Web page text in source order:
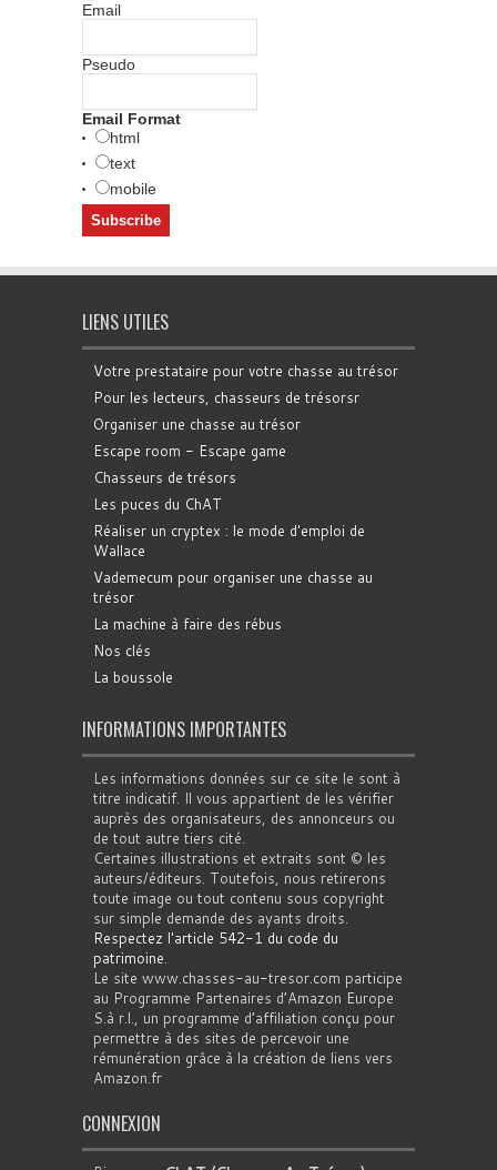
Email
Pseudo
Email Format
html
text
mobile
LIENS UTILES
Votre prestataire pour votre chasse au trésor
Pour les lecteurs, chasseurs de trésorsr
Organiser une chasse au trésor
Escape room - Escape game
Chasseurs de trésors
Les puces du ChAT
Réaliser un cryptex : le mode d'emploi de
Wallace
Vademecum pour organiser une chasse au
trésor
La machine à faire des rébus
Nos clés
La boussole
INFORMATIONS IMPORTANTES
Les informations données sur ce site le sont à
titre indicatif. Il vous appartient de les vérifier
auprès des organisateurs, des annonceurs ou
de tout autre tiers cité.
Certaines illustrations et extraits sont © les
auteurs/éditeurs. Toutefois, nous retirerons
toute image ou tout contenu sous copyright
sur simple demande des ayants droits.
Respectez l'article 542-1 du code du
patrimoine.
Le site www.chasses-au-tresor.com participe
au Programme Partenaires d’Amazon Europe
S.à r.l., un programme d’affiliation conçu pour
permettre à des sites de percevoir une
rémunération grâce à la création de liens vers
Amazon.fr
CONNEXION